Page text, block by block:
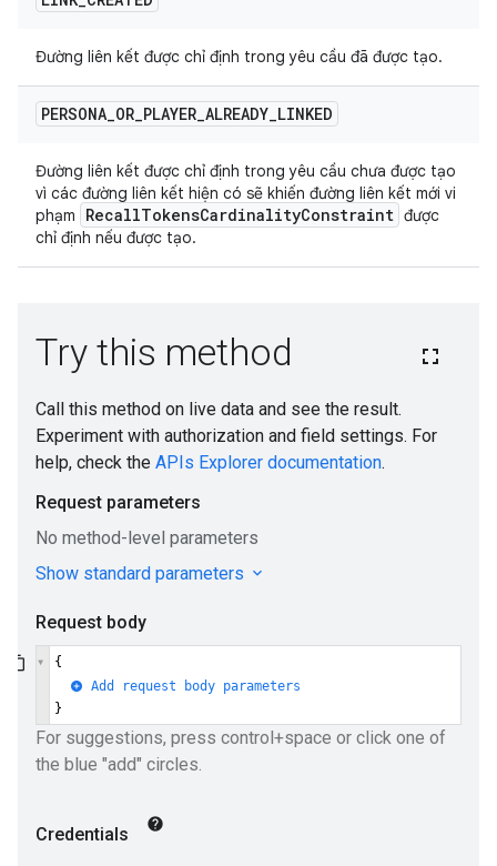
Đường liên kết được chỉ định trong yêu cầu đã được tạo.
PERSONA_OR_PLAYER_ALREADY_LINKED
Đường liên kết được chỉ định trong yêu cầu chưa được tạo
vì các đường liên kết hiện có sẽ khiến đường liên kết mới vi
phạm
RecallTokensCardinalityConstraint được
chỉ định nếu được tạo.